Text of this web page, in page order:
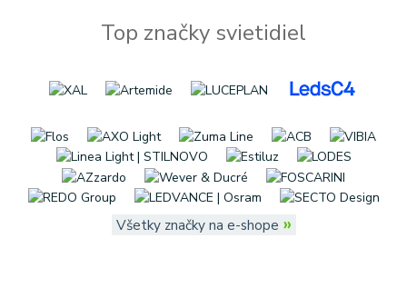
Top značky svietidiel
Všetky značky na e-shope »